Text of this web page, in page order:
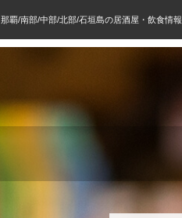
那覇/南部/中部/北部/石垣島の居酒屋・飲食情報